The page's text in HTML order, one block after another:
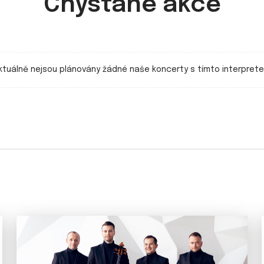
Chystané akce
nejsou plánovány žádné naše koncerty s tímto